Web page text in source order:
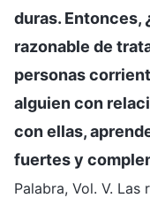
duras. Entonces,
razonable de
personas
alguien con
con ellas,
fuertes y
Palabra, Vol. V.